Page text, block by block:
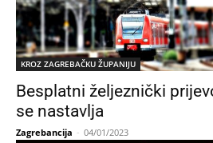
KROZ ZAGREBAČKU ŽUPANIJU
Besplatni željeznički
se nastavlja
Zagrebancija - 04/01/2023